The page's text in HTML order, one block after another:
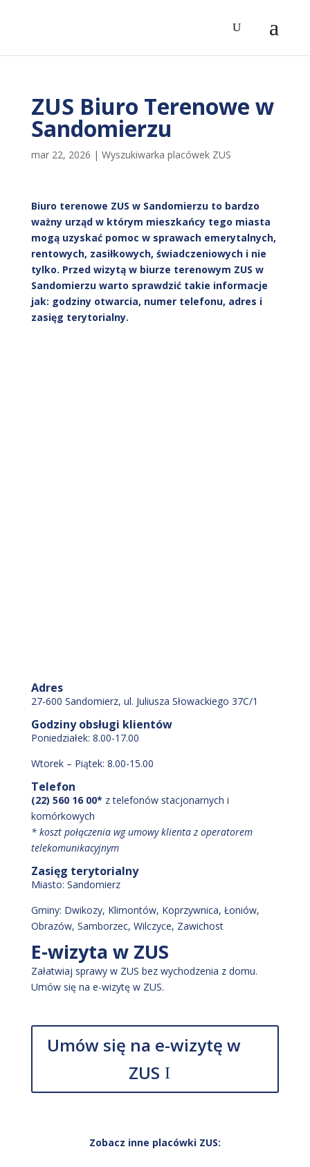
ZUS Biuro Terenowe w
Sandomierzu
mar 22, 2026 | Wyszukiwarka placówek ZUS
Biuro terenowe ZUS w Sandomierzu to bardzo
ważny urząd w którym mieszkańcy tego miasta
mogą uzyskać pomoc w sprawach emerytalnych,
rentowych, zasiłkowych, świadczeniowych i nie
tylko. Przed wizytą w biurze terenowym ZUS w
Sandomierzu warto sprawdzić takie informacje
jak: godziny otwarcia, numer telefonu, adres i
zasięg terytorialny.
Adres
27-600 Sandomierz, ul. Juliusza Słowackiego 37C/1
Godziny obsługi klientów
Poniedziałek: 8.00-17.00
Wtorek – Piątek: 8.00-15.00
Telefon
(22) 560 16 00* z telefonów stacjonarnych i
komórkowych
* koszt połączenia wg umowy klienta z operatorem
telekomunikacyjnym
Zasięg terytorialny
Miasto: Sandomierz
Gminy: Dwikozy, Klimontów, Koprzywnica, Łoniów,
Obrazów, Samborzec, Wilczyce, Zawichost
E-wizyta w ZUS
Załatwiaj sprawy w ZUS bez wychodzenia z domu.
Umów się na e-wizytę w ZUS.
Umów się na e-wizytę w
ZUS
Zobacz inne placówki ZUS: